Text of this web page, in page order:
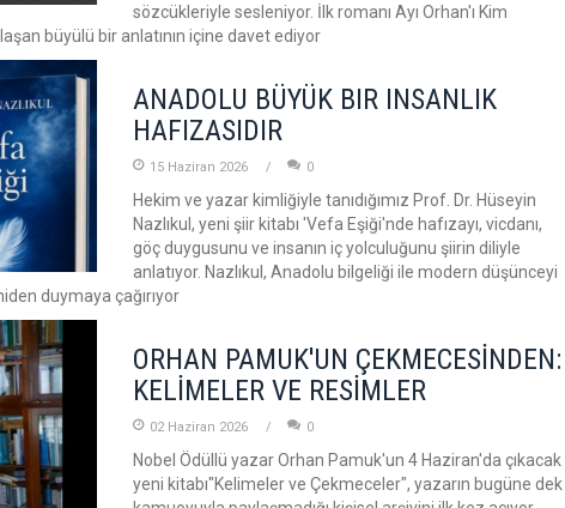
sözcükleriyle sesleniyor. İlk romanı Ayı Orhan'ı Kim
büyülü bir anlatının içine davet ediyor
ANADOLU BÜYÜK BIR INSANLIK
HAFIZASIDIR
15 Haziran 2026 0
Hekim ve yazar kimliğiyle tanıdığımız Prof. Dr. Hüseyin
Nazlıkul, yeni şiir kitabı 'Vefa Eşiği'nde hafızayı, vicdanı,
göç duygusunu ve insanın iç yolculuğunu şiirin diliyle
anlatıyor. Nazlıkul, Anadolu bilgeliği ile modern düşünceyi
duymaya çağırıyor
ORHAN PAMUK'UN ÇEKMECESİNDEN:
KELİMELER VE RESİMLER
02 Haziran 2026 0
Nobel Ödüllü yazar Orhan Pamuk'un 4 Haziran'da çıkacak
yeni kitabı"Kelimeler ve Çekmeceler", yazarın bugüne dek